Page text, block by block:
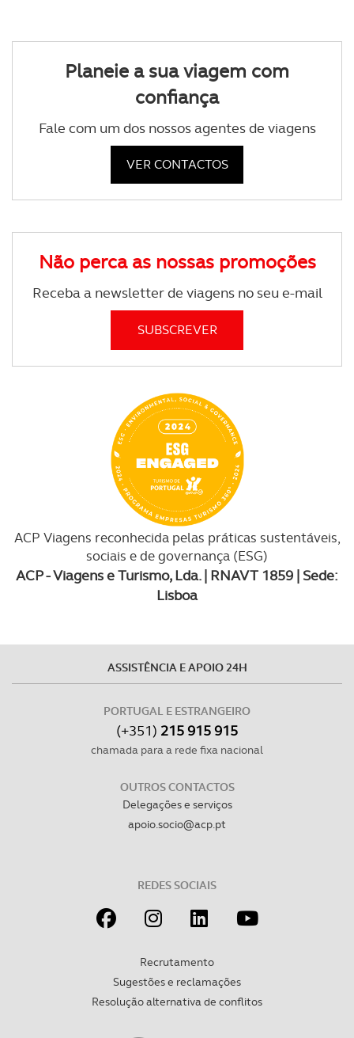
Planeie a sua viagem com
confiança
Fale com um dos nossos agentes de viagens
VER CONTACTOS
Não perca as nossas promoções
Receba a newsletter de viagens no seu e-mail
ACP Viagens reconhecida pelas práticas sustentáveis,
sociais e de governança (ESG)
ACP - Viagens e Turismo, Lda. | RNAVT 1859 | Sede:
Lisboa
ASSISTÊNCIA E APOIO 24H
PORTUGAL E ESTRANGEIRO
(+351) 215 915 915
chamada para a rede fixa nacional
OUTROS CONTACTOS
Delegações e serviços
apoio.socio@acp.pt
REDES SOCIAIS
Recrutamento
Sugestões e reclamações
Resolução alternativa de conflitos